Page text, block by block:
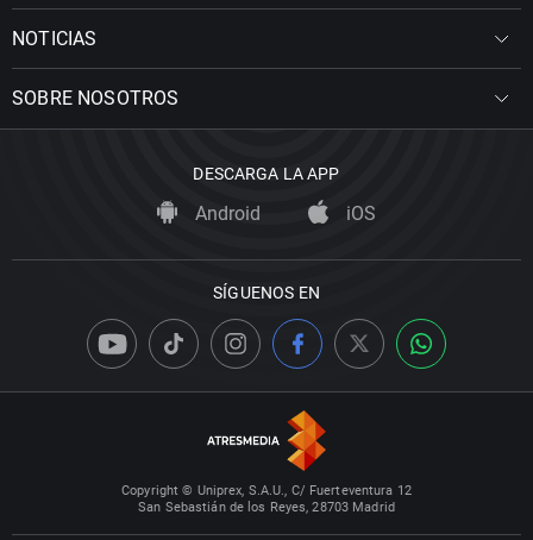
NOTICIAS
SOBRE NOSOTROS
DESCARGA LA APP
Android iOS
SÍGUENOS EN
Copyright © Uniprex, S.A.U., C/ Fuerteventura 12
San Sebastián de los Reyes, 28703 Madrid